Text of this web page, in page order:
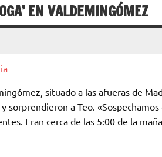
EN VALDEMINGÓMEZ
situado a las afueras de
sorprendieron a Teo. «Sospechamos
Eran cerca de las 5:00 de la